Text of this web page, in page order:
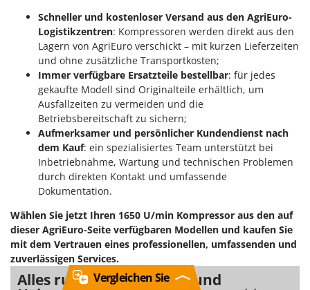
Schneller und kostenloser Versand aus den AgriEuro-
Logistikzentren: Kompressoren werden direkt aus den
Lagern von AgriEuro verschickt – mit kurzen Lieferzeiten
und ohne zusätzliche Transportkosten;
Immer verfügbare Ersatzteile bestellbar: für jedes
gekaufte Modell sind Originalteile erhältlich, um
Ausfallzeiten zu vermeiden und die
Betriebsbereitschaft zu sichern;
Aufmerksamer und persönlicher Kundendienst nach
dem Kauf: ein spezialisiertes Team unterstützt bei
Inbetriebnahme, Wartung und technischen Problemen
durch direkten Kontakt und umfassende
Dokumentation.
Wählen Sie jetzt Ihren 1650 U/min Kompressor aus den auf
dieser AgriEuro-Seite verfügbaren Modellen und kaufen Sie
mit dem Vertrauen eines professionellen, umfassenden und
zuverlässigen Services.
Alles rundum Werkstatt und
Vergleichen Sie